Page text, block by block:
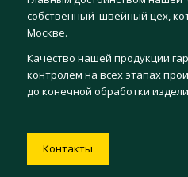
собственный швейный цех,
Москве.
Качество нашей продукции
контролем на всех этапах
до конечной обработки
Контакты